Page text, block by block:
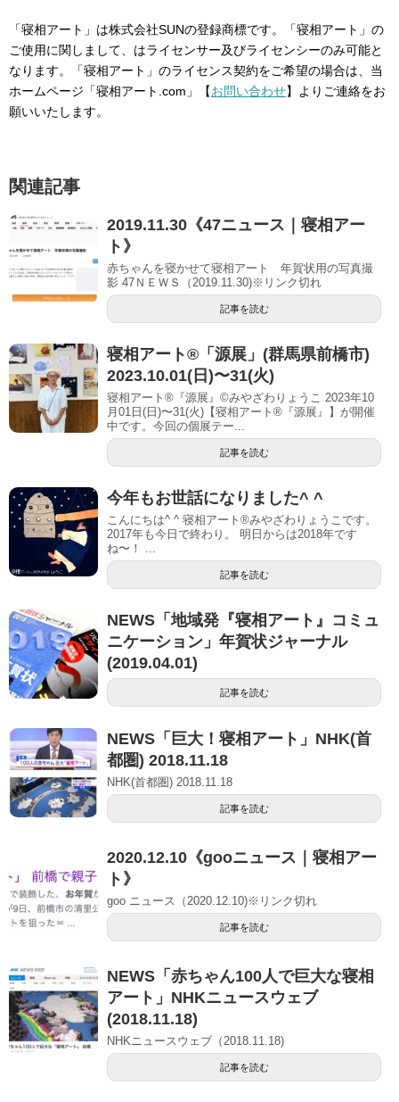
「寝相アート」は株式会社SUNの登録商標です。「寝相アート」の
ご使用に関しまして、はライセンサー及びライセンシーのみ可能と
なります。「寝相アート」のライセンス契約をご希望の場合は、当
ホームページ「寝相アート.com」【お問い合わせ】よりご連絡をお
願いいたします。
関連記事
2019.11.30《47ニュース｜寝相アー
ト》
赤ちゃんを寝かせて寝相アート 年賀状用の写真撮
影 47ＮＥＷＳ（2019.11.30)※リンク切れ
記事を読む
寝相アート®「源展」(群馬県前橋市)
2023.10.01(日)〜31(火)
寝相アート®『源展』©︎みやざわりょうこ 2023年10
月01日(日)〜31(火)【寝相アート®︎『源展』】が開催
中です。今回の個展テー...
記事を読む
今年もお世話になりました^ ^
こんにちは^ ^ 寝相アート®︎みやざわりょうこです。
2017年も今日で終わり。 明日からは2018年です
ね〜！ ...
記事を読む
NEWS「地域発『寝相アート』コミュ
ニケーション」年賀状ジャーナル
(2019.04.01)
記事を読む
NEWS「巨大！寝相アート」NHK(首
都圏) 2018.11.18
NHK(首都圏) 2018.11.18
記事を読む
2020.12.10《gooニュース｜寝相アー
ト》
goo ニュース（2020.12.10)※リンク切れ
記事を読む
NEWS「赤ちゃん100人で巨大な寝相
アート」NHKニュースウェブ
(2018.11.18)
NHKニュースウェブ（2018.11.18)
記事を読む